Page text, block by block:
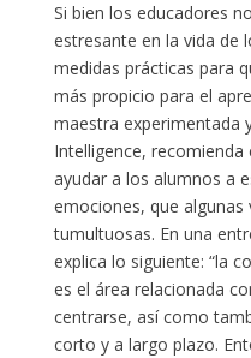
Si bien los educadores
estresante en la vida de
medidas prácticas para
más propicio para el
maestra experimentada
Intelligence,
ayudar a los alumnos a
emociones, que algunas
tumultuosas. En una
explica lo siguiente: “la
es el área relacionada
centrarse, así como
corto y a largo plazo.